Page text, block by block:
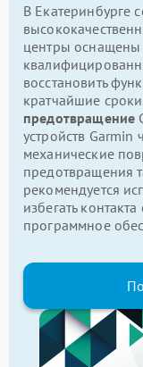
В Екатеринбурге
центры
восстановить
кратчайшие
предотвращение
устройств Garmin
механические
предотвращения
рекомендуется
избегать
программное